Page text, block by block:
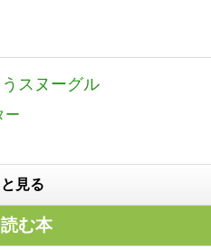
スヌーグル
ー
見る
む本